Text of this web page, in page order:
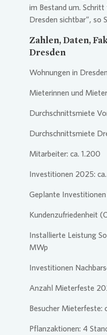
im Bestand um.
Dresden sichtbar“, so
Zahlen, Daten,
Dresden
Wohnungen in
Mieterinnen und
Durchschnittsmiete
Durchschnittsmiete
Mitarbeiter: ca. 1.200
Investitionen 2025:
Geplante
Kundenzufriedenheit
Installierte Leistung
MWp
Investitionen
Anzahl Mieterfeste
Besucher Mieterfeste:
Pflanzaktionen: 4